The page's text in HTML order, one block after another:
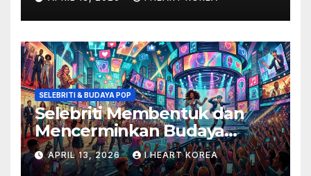
Pertunjukan
SELEBRITI & BUDAYA POP
Selebriti Membentuk dan
Mencerminkan Budaya
Populer di Era Digital
APRIL 13, 2026 I HEART KOREA